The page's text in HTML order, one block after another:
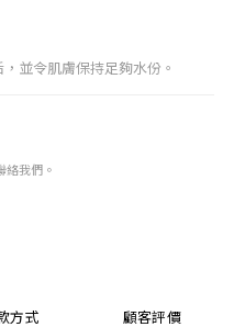
並令肌膚保持足夠水份。
絡我們。
方式 顧客評價